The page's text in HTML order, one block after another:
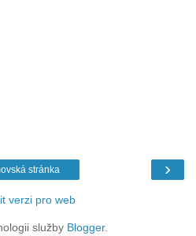
›
stránka
verzi pro web
služby Blogger.